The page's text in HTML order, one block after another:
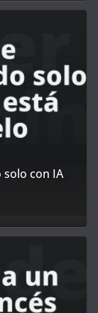
solo con IA